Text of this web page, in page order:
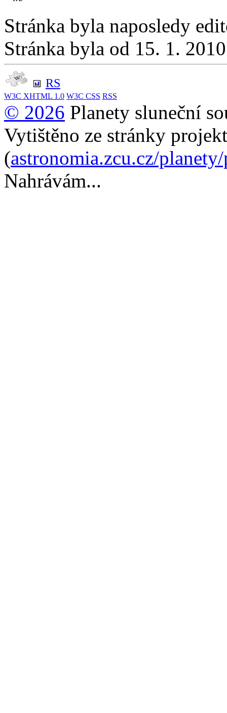
Stránka byla naposledy
Stránka byla od 15. 1.
RS
W3C XHTML 1.0 W3C CSS RSS
© 2026 Planety sluneční
Vytištěno ze stránky
(astronomia.zcu.cz/
Nahrávám...